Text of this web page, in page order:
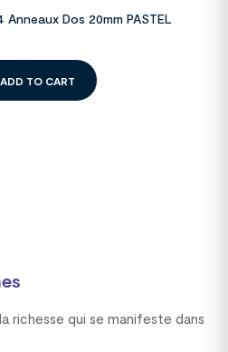
Anneaux Dos 20mm PASTEL
ADD TO CART
richesse qui se manifeste dans